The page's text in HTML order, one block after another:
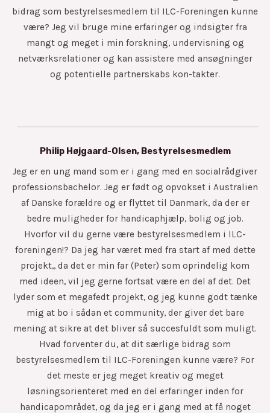
bidrag som bestyrelsesmedlem til ILC-Foreningen kunne
være? Jeg vil bruge mine erfaringer og indsigter fra
mangt og meget i min forskning, undervisning og
netværksrelationer og kan assistere med ansøgninger
og potentielle partnerskabs kon-takter.
Philip Højgaard-Olsen, Bestyrelsesmedlem
Jeg er en ung mand som er i gang med en socialrådgiver
professionsbachelor. Jeg er født og opvokset i Australien
af Danske forældre og er flyttet til Danmark, da der er
bedre muligheder for handicaphjælp, bolig og job.
Hvorfor vil du gerne være bestyrelsesmedlem i ILC-
foreningen!? Da jeg har været med fra start af med dette
projekt,, da det er min far (Peter) som oprindelig kom
med ideen, vil jeg gerne fortsat være en del af det. Det
lyder som et megafedt projekt, og jeg kunne godt tænke
mig at bo i sådan et community, der giver det bare
mening at sikre at det bliver så succesfuldt som muligt.
Hvad forventer du, at dit særlige bidrag som
bestyrelsesmedlem til ILC-Foreningen kunne være? For
det meste er jeg meget kreativ og meget
løsningsorienteret med en del erfaringer inden for
handicapområdet, og da jeg er i gang med at få noget